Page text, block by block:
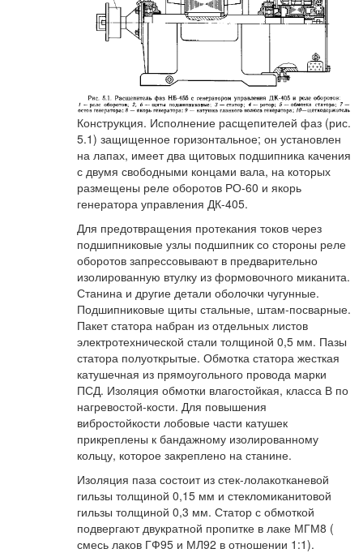
Конструкция. Исполнение расщепителей фаз (рис.
5.1) защищенное горизонтальное; он установлен
на лапах, имеет два щитовых подшипника качения
с двумя свободными концами вала, на которых
размещены реле оборотов РО-60 и якорь
генератора управления ДК-405.
Для предотвращения протекания токов через
подшипниковые узлы подшипник со стороны реле
оборотов запрессовывают в предварительно
изолированную втулку из формовочного миканита.
Станина и другие детали оболочки чугунные.
Подшипниковые щиты стальные, штам-посварные.
Пакет статора набран из отдельных листов
электротехнической стали толщиной 0,5 мм. Пазы
статора полуоткрытые. Обмотка статора жесткая
катушечная из прямоугольного провода марки
ПСД. Изоляция обмотки влагостойкая, класса В по
нагревостой-кости. Для повышения
вибростойкости лобовые части катушек
прикреплены к бандажному изолированному
кольцу, которое закреплено на станине.
Изоляция паза состоит из стек-лолакотканевой
гильзы толщиной 0,15 мм и стекломиканитовой
гильзы толщиной 0,3 мм. Статор с обмоткой
подвергают двукратной пропитке в лаке МГМ8 (
смесь лаков ГФ95 и МЛ92 в отношении 1:1).